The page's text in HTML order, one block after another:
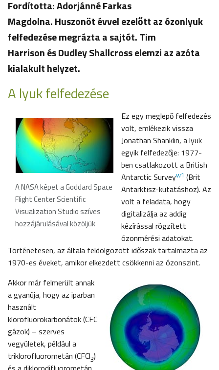
Fordította: Adorjánné Farkas
Magdolna. Huszonöt évvel ezelőtt az ózonlyuk
felfedezése megrázta a sajtót. Tim
Harrison és Dudley Shallcross elemzi az azóta
kialakult helyzet.
A lyuk felfedezése
A NASA képet a Goddard Space
Flight Center Scientific
Visualization Studio szíves
hozzájárulásával közöljük
Ez egy meglepő felfedezés
volt, emlékezik vissza
Jonathan Shanklin, a lyuk
egyik felfedezője: 1977-
ben csatlakozott a British
Antarctic Surveyw1 (Brit
Antarktisz-kutatáshoz). Az
volt a feladata, hogy
digitalizálja az addig
kézírással rögzített
ózonmérési adatokat.
Történetesen, az általa feldolgozott időszak tartalmazta az
1970-es éveket, amikor elkezdett csökkenni az ózonszint.
Akkor már felmerült annak
a gyanúja, hogy az iparban
használt
klorofluorokarbonátok (CFC
gázok) – szerves
vegyületek, például a
triklorofluorometán (CFCl3)